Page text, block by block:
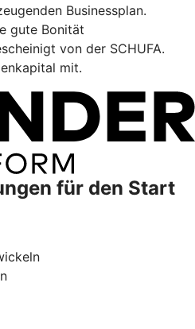
Businessplan.
gute Bonität
von der SCHUFA.
mit.
für den Start